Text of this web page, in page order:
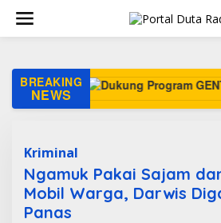
w
BREAKING
NEWS
Kriminal
Ngamuk Pakai Sajam
Mobil Warga, Darwis
Panas